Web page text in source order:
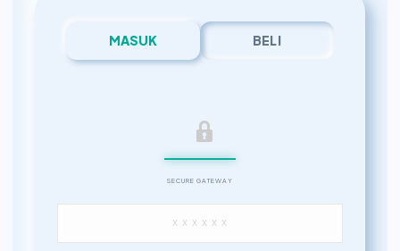
MASUK BELI
SECURE GATEWAY